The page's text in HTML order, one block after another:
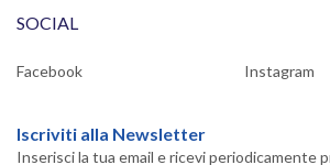
SOCIAL
Facebook Instagram
Iscriviti alla Newsletter
Inserisci la tua email e ricevi periodicamente